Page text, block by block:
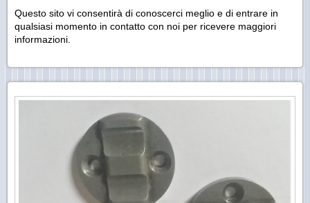
Questo sito vi consentirà di conoscerci meglio e di entrare in
qualsiasi momento in contatto con noi per ricevere maggiori
informazioni.